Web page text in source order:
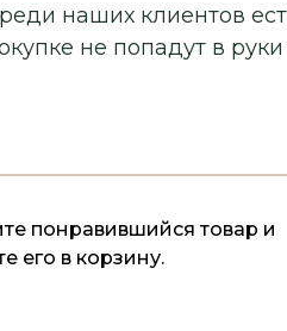
наших клиентов
не попадут в
понравившийся товар и
его в корзину.